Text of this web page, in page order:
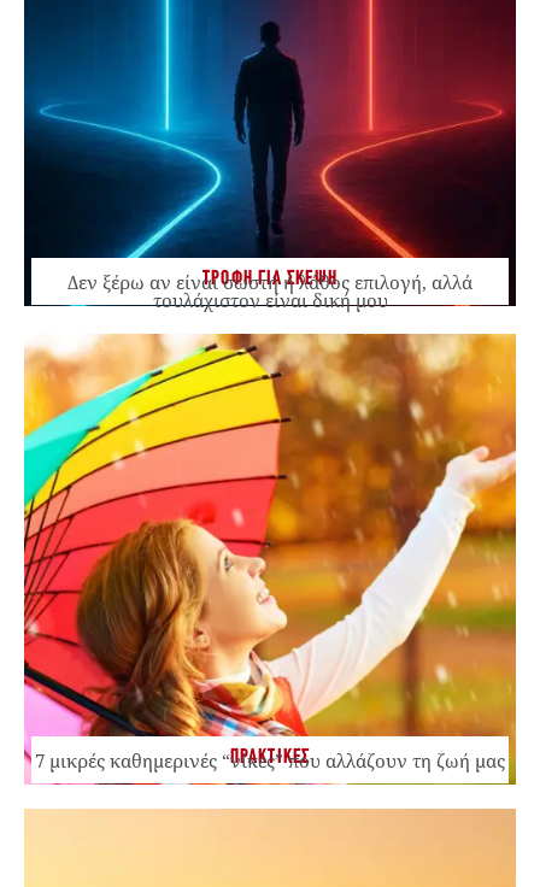
ΤΡΟΦΗ ΓΙΑ ΣΚΕΨΗ
Δεν ξέρω αν είναι σωστή ή λάθος επιλογή, αλλά
τουλάχιστον είναι δική μου
ΠΡΑΚΤΙΚΕΣ
7 μικρές καθημερινές “νίκες” που αλλάζουν τη ζωή μας